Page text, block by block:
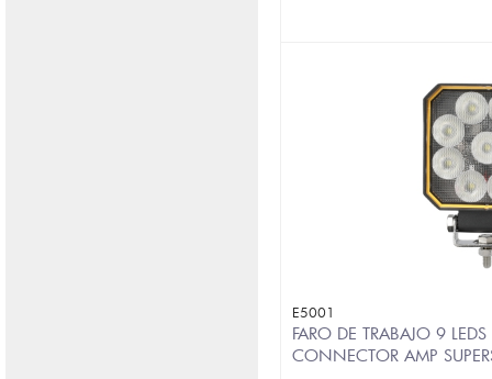
E5001
FARO DE TRABAJO 9
CONNECTOR AMP